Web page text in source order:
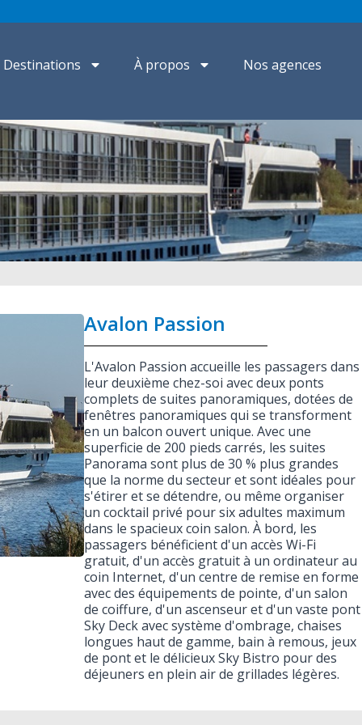
Destinations À propos Nos agences
Avalon Passion
L'Avalon Passion accueille les passagers dans
leur deuxième chez-soi avec deux ponts
complets de suites panoramiques, dotées de
fenêtres panoramiques qui se transforment
en un balcon ouvert unique. Avec une
superficie de 200 pieds carrés, les suites
Panorama sont plus de 30 % plus grandes
que la norme du secteur et sont idéales pour
s'étirer et se détendre, ou même organiser
un cocktail privé pour six adultes maximum
dans le spacieux coin salon. À bord, les
passagers bénéficient d'un accès Wi-Fi
gratuit, d'un accès gratuit à un ordinateur au
coin Internet, d'un centre de remise en forme
avec des équipements de pointe, d'un salon
de coiffure, d'un ascenseur et d'un vaste pont
Sky Deck avec système d'ombrage, chaises
longues haut de gamme, bain à remous, jeux
de pont et le délicieux Sky Bistro pour des
déjeuners en plein air de grillades légères.